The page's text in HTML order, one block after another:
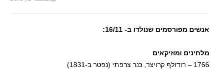
אנשים מפורסמים שנולדו ב- 16/11:
מלחינים ומוזיקאים
1766 – רודולף קרויצר, כנר צרפתי (נפטר ב-1831)